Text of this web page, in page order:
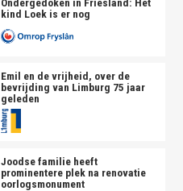
Ondergedoken in Friesland: Het
kind Loek is er nog
Emil en de vrijheid, over de
bevrijding van Limburg 75 jaar
geleden
Joodse familie heeft
prominentere plek na renovatie
oorlogsmonument